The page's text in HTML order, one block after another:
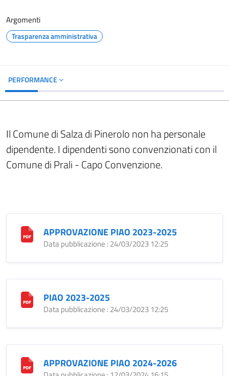
Argomenti
Trasparenza amministrativa
PERFORMANCE
Il Comune di Salza di Pinerolo non ha personale
dipendente. I dipendenti sono convenzionati con il
Comune di Prali - Capo Convenzione.
APPROVAZIONE PIAO 2023-2025
Data pubblicazione : 24/03/2023 12:25
PIAO 2023-2025
Data pubblicazione : 24/03/2023 12:25
APPROVAZIONE PIAO 2024-2026